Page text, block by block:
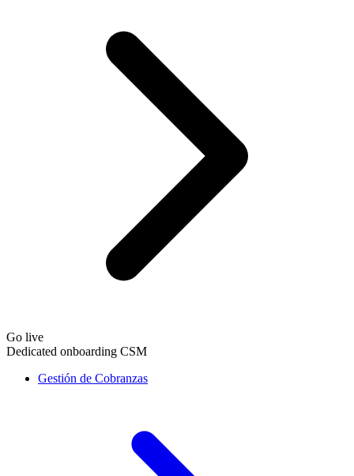
Go live
Dedicated onboarding CSM
Gestión de Cobranzas